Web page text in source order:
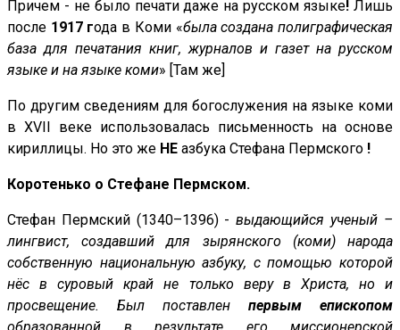
Причем - не было печати даже на русском языке! Лишь
после 1917 года в Коми «была создана полиграфическая
база для печатания книг, журналов и газет на русском
языке и на языке коми» [Там же]
По другим сведениям для богослужения на языке коми
в XVII веке использовалась письменность на основе
кириллицы. Но это же НЕ азбука Стефана Пермского !
Коротенько о Стефане Пермском.
Стефан Пермский (1340–1396) -выдающийся ученый –
лингвист, создавший для зырянского (коми) народа
собственную национальную азбуку, с помощью которой
нёс в суровый край не только веру в Христа, но и
просвещение. Был поставлен первым епископом